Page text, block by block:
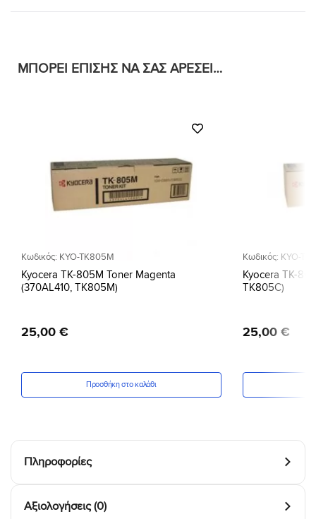
ΜΠΟΡΕΊ ΕΠΊΣΗΣ ΝΑ ΣΑΣ ΑΡΈΣΕΙ…
Επιθυμιών
Κωδικός: KYO-TK805M
Kyocera TK-805M Toner Magenta
(370AL410, TK805M)
25,00 €
Προσθήκη στο καλάθι
Κωδικός: KYO-
Kyocera TK-
TK805C)
25,00 €
Πληροφορίες
Αξιολογήσεις (0)